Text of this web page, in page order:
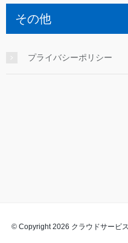
その他
プライバシーポリシー
© Copyright 2026 クラウドサービ